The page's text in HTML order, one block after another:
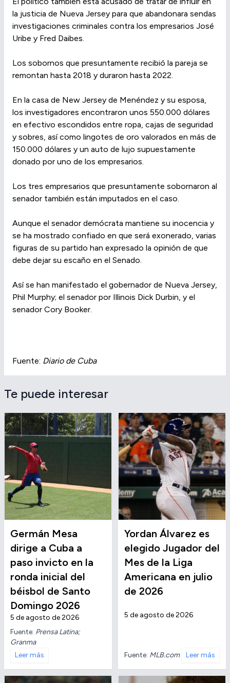
la justicia de Nueva Jersey para que abandonara sendas
investigaciones criminales contra los empresarios José
Uribe y Fred Daibes.
Los sobornos que presuntamente recibió la pareja se
remontan hasta 2018 y duraron hasta 2022.
En la casa de New Jersey de Menéndez y su esposa,
los investigadores encontraron unos 550.000 dólares
en efectivo escondidos entre ropa, cajas de seguridad
y sobres, así como lingotes de oro valorados en más de
150.000 dólares y un auto de lujo supuestamente
donado por uno de los empresarios.
Los tres empresarios que presuntamente sobornaron al
senador también están imputados en el caso.
Aunque el senador demócrata mantiene su inocencia y
se ha mostrado confiado en que será exonerado, varias
figuras de su partido han expresado la opinión de que
debe dejar su escaño en el Senado.
Así se han manifestado el gobernador de Nueva Jersey,
Phil Murphy; el senador por Illinois Dick Durbin, y el
senador Cory Booker.
Fuente: Diario de Cuba
Te puede interesar
Germán Mesa
dirige a Cuba a
paso invicto en la
ronda inicial del
béisbol de Santo
Domingo 2026
5 de agosto de 2026
Fuente: Prensa Latina;
Granma
Leer más
Yordan Álvarez es
elegido Jugador del
Mes de la Liga
Americana en julio
de 2026
5 de agosto de 2026
Fuente: MLB.com Leer más